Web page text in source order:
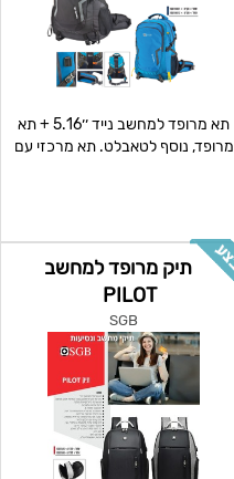
תא מרופד למחשב נייד ׳׳5.16 + תא
מרופד, נוסף לטאבלט. תא מרכזי עם
תיק מרופד למחשב
PILOT
SGB